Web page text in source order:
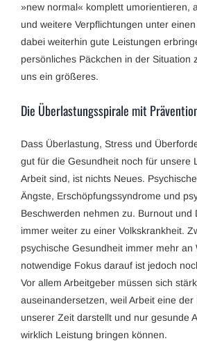
»new normal« komplett umorientieren,
und weitere Verpflichtungen unter
dabei weiterhin gute Leistungen
persönliches Päckchen in der Situation
uns ein größeres.
Die Überlastungsspirale mit
Dass Überlastung, Stress und
gut für die Gesundheit noch für unsere
Arbeit sind, ist nichts Neues.
Ängste, Erschöpfungssyndrome und
Beschwerden nehmen zu. Burnout und
immer weiter zu einer Volkskrankheit.
psychische Gesundheit immer mehr an
notwendige Fokus darauf ist jedoch
Vor allem Arbeitgeber müssen sich
auseinandersetzen, weil Arbeit eine der
unserer Zeit darstellt und nur gesunde
wirklich Leistung bringen können.